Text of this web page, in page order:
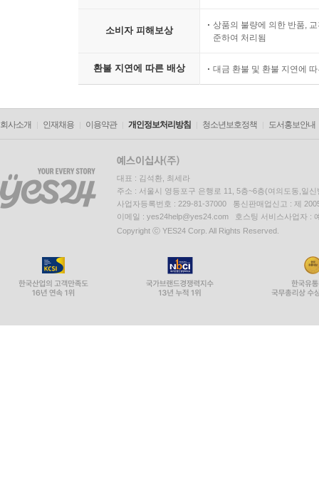
소비자 피해보상
상품의 불량에 의한 반품,
준하여 처리됨
환불 지연에 따른 배상 대금 환불 및 환불 지연에
회사소개 인재채용 이용약관 개인정보처리방침 청소년보호정책 도서홍보안내
대표 : 김석환, 최세라
주소 : 서울시 영등포구 은행로 11, 5층~6층(여의도동,일신
사업자등록번호 : 229-81-37000 통신판매업신고 : 제
이메일 : yes24help@yes24.com 호스팅 서비스사업자 :
Copyright ⓒ YES24 Corp. All Rights Reserved.